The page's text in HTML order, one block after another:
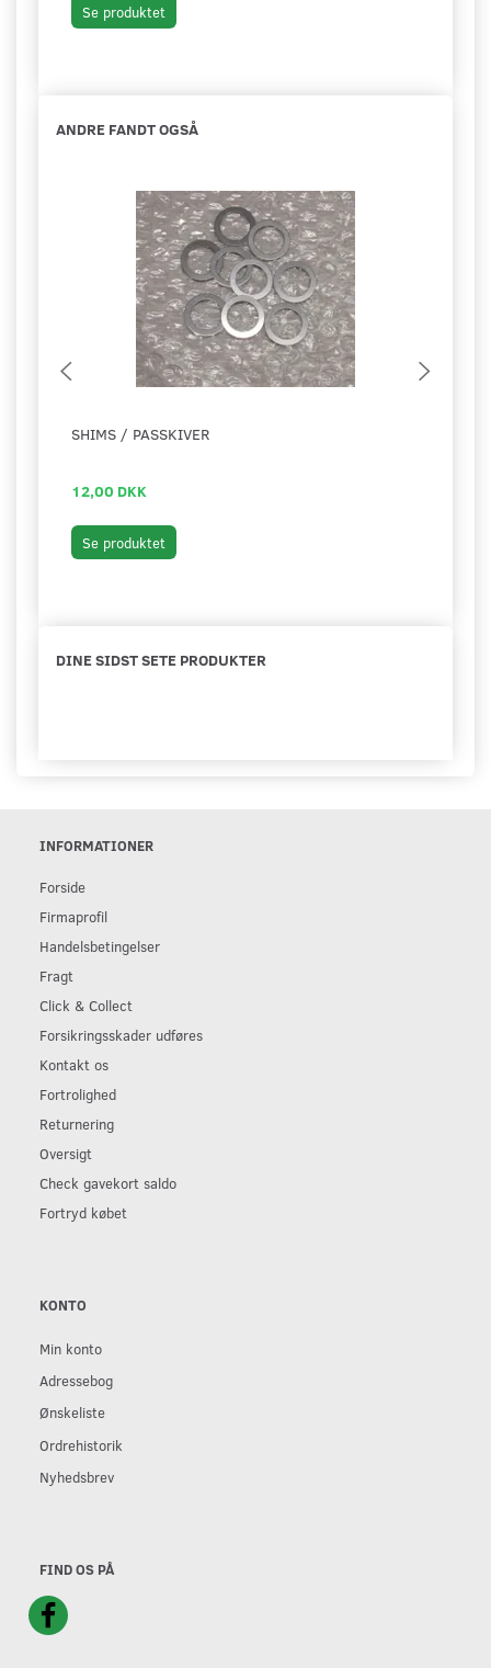
Se produktet
ANDRE FANDT OGSÅ
SHIMS / PASSKIVER
12,00 DKK
Se produktet
DINE SIDST SETE PRODUKTER
INFORMATIONER
Forside
Firmaprofil
Handelsbetingelser
Fragt
Click & Collect
Forsikringsskader udføres
Kontakt os
Fortrolighed
Returnering
Oversigt
Check gavekort saldo
Fortryd købet
KONTO
Min konto
Adressebog
Ønskeliste
Ordrehistorik
Nyhedsbrev
FIND OS PÅ